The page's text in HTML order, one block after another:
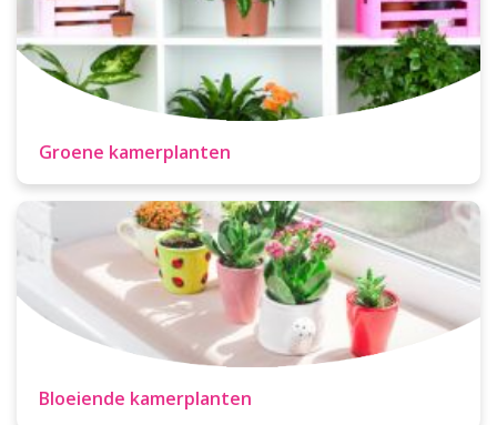
Groene kamerplanten
Bloeiende kamerplanten